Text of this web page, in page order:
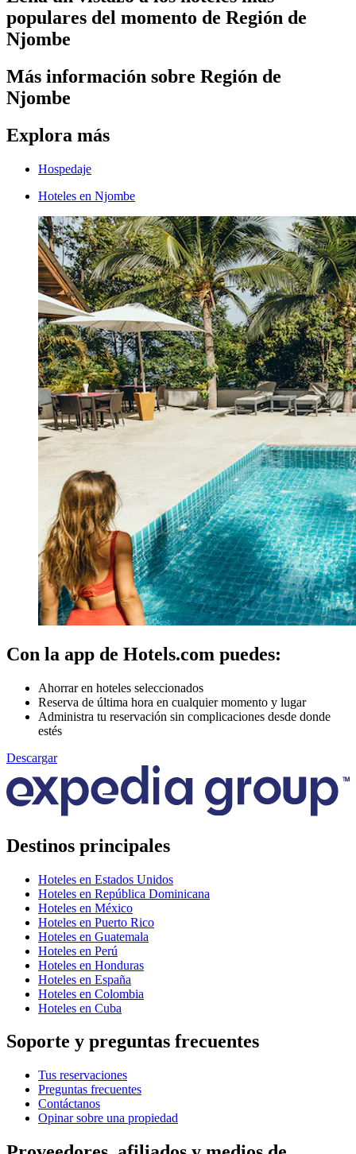
populares del momento de Región de
Njombe
Más información sobre Región de
Njombe
Explora más
Hospedaje
Hoteles en Njombe
Con la app de Hotels.com puedes:
Ahorrar en hoteles seleccionados
Reserva de última hora en cualquier momento y lugar
Administra tu reservación sin complicaciones desde donde
estés
Descargar
Destinos principales
Hoteles en Estados Unidos
Hoteles en República Dominicana
Hoteles en México
Hoteles en Puerto Rico
Hoteles en Guatemala
Hoteles en Perú
Hoteles en Honduras
Hoteles en España
Hoteles en Colombia
Hoteles en Cuba
Soporte y preguntas frecuentes
Tus reservaciones
Preguntas frecuentes
Contáctanos
Opinar sobre una propiedad